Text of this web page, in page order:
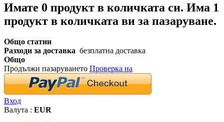
Имате 0 продукт в количката си. Има 1
продукт в количката ви за пазаруване.
Общо статии
Разходи за доставка безплатна доставка
Общо
Продължи пазаруването Проверка на
Вход
Валута : EUR